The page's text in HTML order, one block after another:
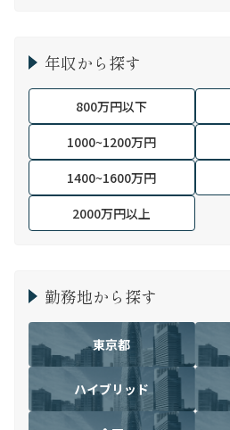
年収から探す
800万円以下
1000~1200万円
1400~1600万円
2000万円以上
勤務地から探す
東京都
ハイブリッド